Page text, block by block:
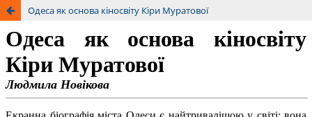
Одеса як основа кіносвіту Кіри Муратової